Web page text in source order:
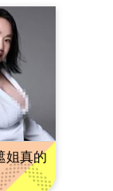
姐真的